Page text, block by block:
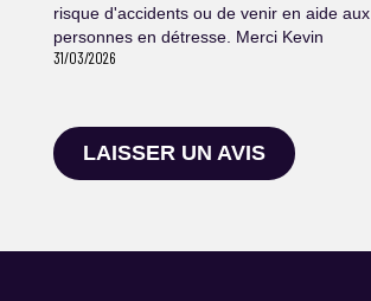
risque d'accidents ou de venir en aide aux
personnes en détresse. Merci Kevin
31/03/2026
LAISSER UN AVIS